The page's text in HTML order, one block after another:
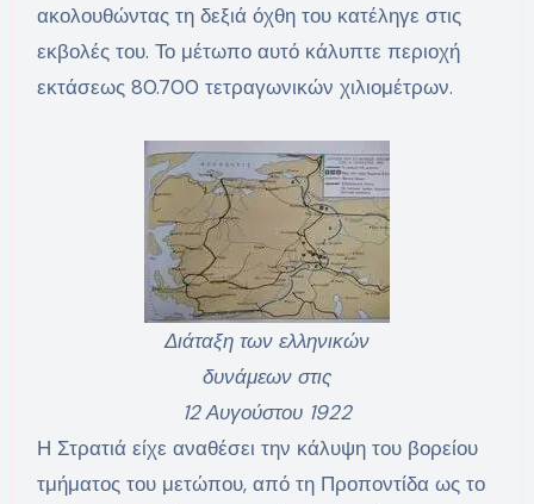
ακολουθώντας τη δεξιά όχθη του κατέληγε στις
εκβολές του. Το μέτωπο αυτό κάλυπτε περιοχή
εκτάσεως 80.700 τετραγωνικών χιλιομέτρων.
Διάταξη των ελληνικών
δυνάμεων στις
12 Αυγούστου 1922
Η Στρατιά είχε αναθέσει την κάλυψη του βορείου
τμήματος του μετώπου, από τη Προποντίδα ως το